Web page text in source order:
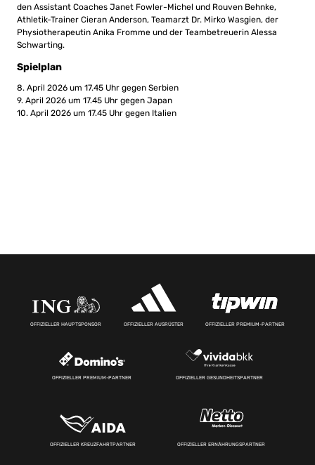
den Assistant Coaches Janet Fowler-Michel und Rouven Behnke,
Athletik-Trainer Cieran Anderson, Teamarzt Dr. Mirko Wasgien, der
Physiotherapeutin Anika Fromme und der Teambetreuerin Alessa
Schwarting.
Spielplan
8. April 2026 um 17.45 Uhr gegen Serbien
9. April 2026 um 17.45 Uhr gegen Japan
10. April 2026 um 17.45 Uhr gegen Italien
OFFIZIELLER HAUPTSPONSOR OFFIZIELLER AUSRÜSTER OFFIZIELLER PREMIUM-PARTNER
OFFIZIELLER PREMIUM-PARTNER OFFIZIELLER GESUNDHEITSPARTNER
OFFIZIELLER KREUZFAHRTPARTNER OFFIZIELLER ERNÄHRUNGSPARTNER